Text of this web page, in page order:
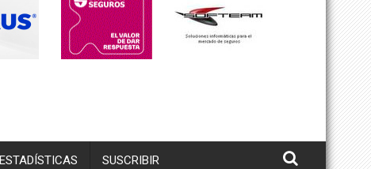
ESTADÍSTICAS SUSCRIBIR